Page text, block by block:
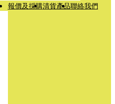
報價及採購清貨產品聯絡我們